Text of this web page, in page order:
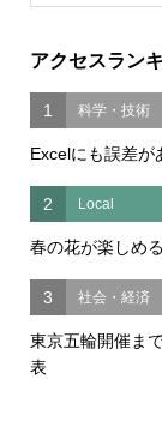
アクセスラン
1 科学・技術
Excelにも誤差が
2 Local
春の花が楽しめ
3 社会・経済
東京五輪開催ま
表